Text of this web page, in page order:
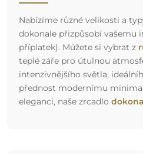
Nabízíme různé velikosti a
dokonale přizpůsobí vašemu
příplatek). Můžete si vybrat z
teplé záře pro útulnou
intenzivnějšího světla,
přednost modernímu
eleganci, naše zrcadlo